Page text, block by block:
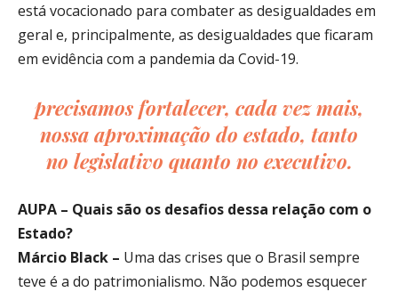
está vocacionado para combater as desigualdades em
geral e, principalmente, as desigualdades que ficaram
em evidência com a pandemia da Covid-19.
precisamos fortalecer, cada vez mais,
nossa aproximação do estado, tanto
no legislativo quanto no executivo.
AUPA – Quais são os desafios dessa relação com o
Estado?
Márcio Black – Uma das crises que o Brasil sempre
teve é a do patrimonialismo. Não podemos esquecer